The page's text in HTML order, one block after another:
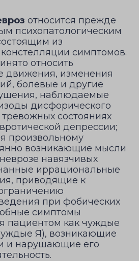
относится прежде
психопатологическим
из
симптомов.
относить
движения, изменения
болевые и другие
наблюдаемые
дисфорического
состояниях
депрессии;
произвольному
возникающие мысли
навязчивых
иррациональные
приводящие к
при фобических
симптомы
пациентом как чуждые
Я), возникающие
и нарушающие его